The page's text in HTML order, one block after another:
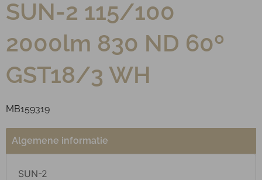
SUN-2 115/100
2000lm 830 ND 60º
GST18/3 WH
MB159319
Algemene informatie
SUN-2